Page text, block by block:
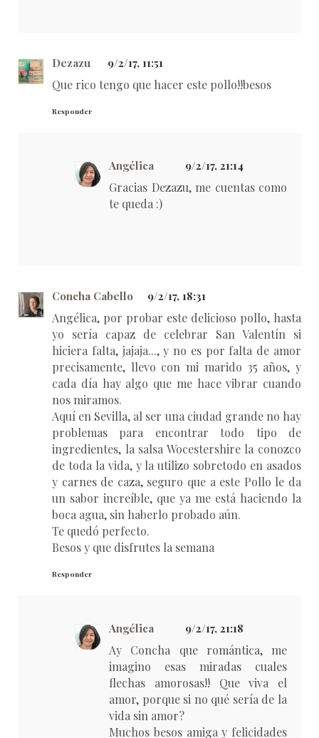
Dezazu 9/2/17, 11:51
Que rico tengo que hacer este pollo!!besos
Responder
Angélica 9/2/17, 21:14
Gracias Dezazu, me cuentas como
te queda :)
Concha Cabello 9/2/17, 18:31
Angélica, por probar este delicioso pollo, hasta
yo sería capaz de celebrar San Valentín si
hiciera falta, jajaja..., y no es por falta de amor
precisamente, llevo con mi marido 35 años, y
cada día hay algo que me hace vibrar cuando
nos miramos.
Aquí en Sevilla, al ser una ciudad grande no hay
problemas para encontrar todo tipo de
ingredientes, la salsa Wocestershire la conozco
de toda la vida, y la utilizo sobretodo en asados
y carnes de caza, seguro que a este Pollo le da
un sabor increíble, que ya me está haciendo la
boca agua, sin haberlo probado aún.
Te quedó perfecto.
Besos y que disfrutes la semana
Responder
Angélica 9/2/17, 21:18
Ay Concha que romántica, me
imagino esas miradas cuales
flechas amorosas!! Que viva el
amor, porque si no qué sería de la
vida sin amor?
Muchos besos amiga y felicidades